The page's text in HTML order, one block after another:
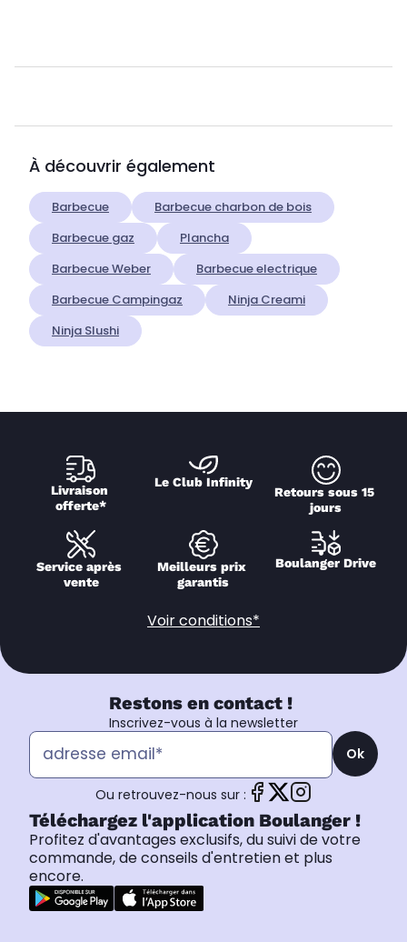
À découvrir également
Barbecue
Barbecue charbon de bois
Barbecue gaz
Plancha
Barbecue Weber
Barbecue electrique
Barbecue Campingaz
Ninja Creami
Ninja Slushi
Livraison
offerte*
Le Club Infinity
Retours sous 15
jours
Service après
vente
Meilleurs prix
garantis
Boulanger Drive
Voir conditions*
Restons en contact !
Inscrivez-vous à la newsletter
Ok
Ou retrouvez-nous sur :
Téléchargez l'application Boulanger !
Profitez d'avantages exclusifs, du suivi de votre
commande, de conseils d'entretien et plus
encore.